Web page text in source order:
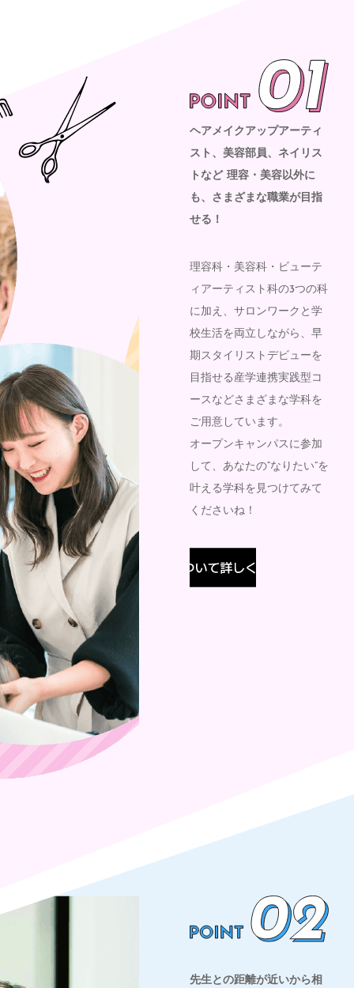
ヘアメイクアップアーティ
スト、美容部員、ネイリス
トなど理容・美容以外に
も、さまざまな職業が目指
せる！
理容科・美容科・ビューテ
ィアーティスト科の3つの科
に加え、サロンワークと学
校生活を両立しながら、早
期スタイリストデビューを
目指せる産学連携実践型コ
ースなどさまざまな学科を
ご用意しています。
オープンキャンパスに参加
して、あなたの“なりたい”を
叶える学科を見つけてみて
くださいね！
先生との距離が近いから相